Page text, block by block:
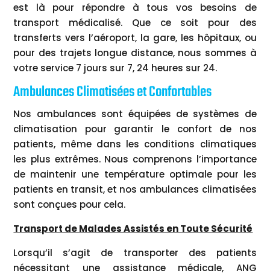
est là pour répondre à tous vos besoins de
transport médicalisé. Que ce soit pour des
transferts vers l’aéroport, la gare, les hôpitaux, ou
pour des trajets longue distance, nous sommes à
votre service 7 jours sur 7, 24 heures sur 24.
Ambulances Climatisées et Confortables
Nos ambulances sont équipées de systèmes de
climatisation pour garantir le confort de nos
patients, même dans les conditions climatiques
les plus extrêmes. Nous comprenons l’importance
de maintenir une température optimale pour les
patients en transit, et nos ambulances climatisées
sont conçues pour cela.
Transport de Malades Assistés en Toute Sécurité
Lorsqu’il s’agit de transporter des patients
nécessitant une assistance médicale, ANG